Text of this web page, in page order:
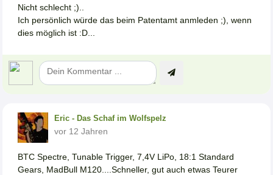
Nicht schlecht ;)..
Ich persönlich würde das beim Patentamt anmleden ;), wenn
dies möglich ist :D...
Eric - Das Schaf im Wolfspelz
vor 12 Jahren
BTC Spectre, Tunable Trigger, 7,4V LiPo, 18:1 Standard
Gears, MadBull M120....Schneller, gut auch etwas Teurer